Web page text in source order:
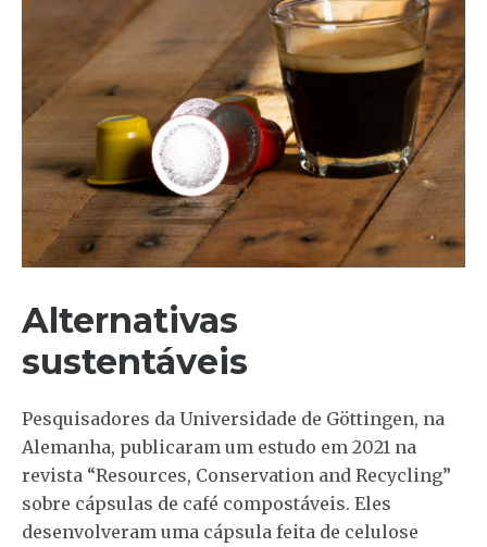
Alternativas
sustentáveis
Pesquisadores da Universidade de Göttingen, na
Alemanha, publicaram um estudo em 2021 na
revista “Resources, Conservation and Recycling”
sobre cápsulas de café compostáveis. Eles
desenvolveram uma cápsula feita de celulose